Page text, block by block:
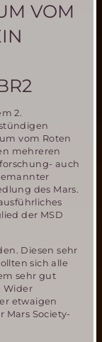
VOM
2.
vom Roten
mehreren
auch
des Mars.
der MSD
Diesen sehr
sich alle
sehr gut
Wider
etwaigen
Mars Society-